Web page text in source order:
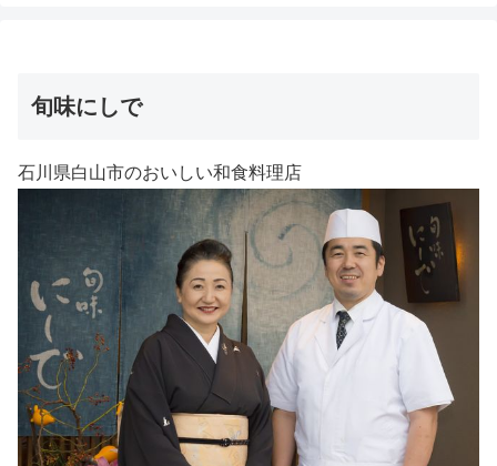
旬味にしで
石川県白山市のおいしい和食料理店